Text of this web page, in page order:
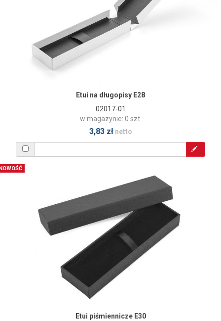
Etui na długopisy E28
02017-01
w magazynie: 0 szt.
3,83 złnetto
Etui piśmiennicze E30